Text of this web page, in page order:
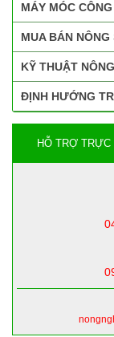
MÁY MÓC
MUA BÁN NÔNG
KỸ THUẬT
ĐỊNH HƯỚNG
HỖ TRỢ TRỰC